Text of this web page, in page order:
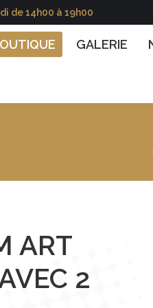
de 14h00 à 19h00
GALERIE
ART
2
GALERIE NOS